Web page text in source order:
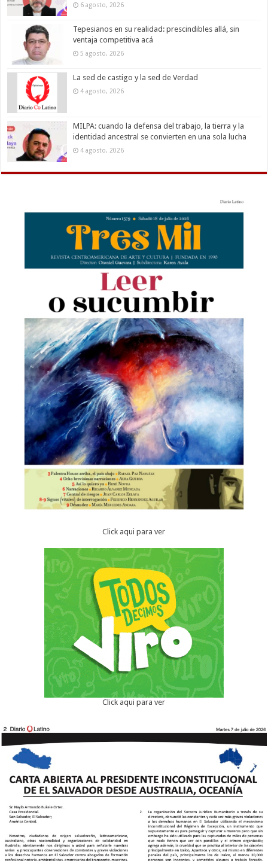
6 agosto, 2026
Tepesianos en su realidad: prescindibles allá, sin
ventaja competitiva acá
5 agosto, 2026
La sed de castigo y la sed de Verdad
4 agosto, 2026
MILPA: cuando la defensa del trabajo, la tierra y la
identidad ancestral se convierten en una sola lucha
4 agosto, 2026
Click aqui para ver
Click aqui para ver